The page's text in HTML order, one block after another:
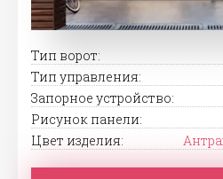
Тип ворот:
Тип управления:
Запорное устройство:
Рисунок панели:
Цвет изделия: